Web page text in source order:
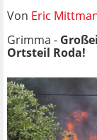
Von Eric
Grimma -
Ortsteil Roda!